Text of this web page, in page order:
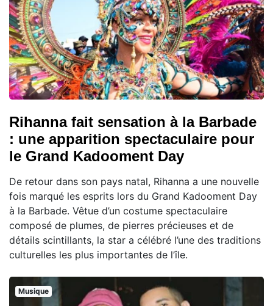
Rihanna fait sensation à la Barbade
: une apparition spectaculaire pour
le Grand Kadooment Day
De retour dans son pays natal, Rihanna a une nouvelle
fois marqué les esprits lors du Grand Kadooment Day
à la Barbade. Vêtue d’un costume spectaculaire
composé de plumes, de pierres précieuses et de
détails scintillants, la star a célébré l’une des traditions
culturelles les plus importantes de l’île.
Musique